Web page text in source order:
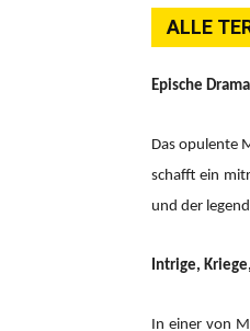
ALLE
Epische
Das opulente
schafft ein
und der
Intrige,
In einer von